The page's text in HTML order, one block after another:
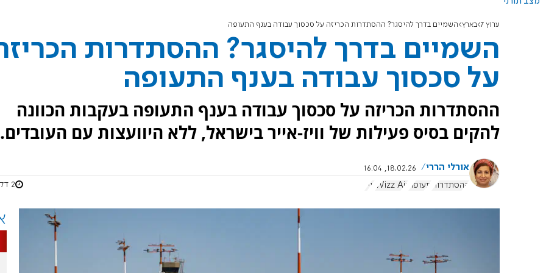
ערוץ 7 בארץ השמיים בדרך להיסגר? ההסתדרות הכריזה על סכסוך עבודה בענף התעופה
השמיים בדרך להיסגר? ההסתדרות
על סכסוך עבודה בענף התעופה
ההסתדרות הכריזה על סכסוך עבודה בענף התעופה בעקבות הכוונה
להקים בסיס פעילות של וויז-אייר בישראל, ללא היוועצות עם העובדים.
אורלי הררי
18.02.26, 16:04
ההסתדרות
תעופה Wizz Air וויז 2 דקות